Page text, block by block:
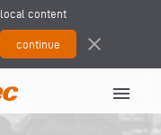
content
close
menu